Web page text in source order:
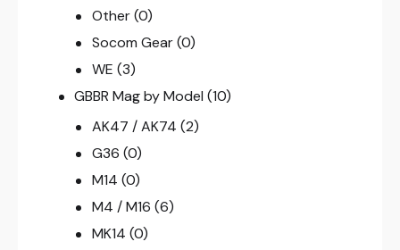
Other (0)
Socom Gear (0)
WE (3)
GBBR Mag by Model (10)
AK47 / AK74 (2)
G36 (0)
M14 (0)
M4 / M16 (6)
MK14 (0)